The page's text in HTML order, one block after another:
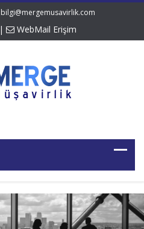
bilgi@mergemusavirlik.com
| WebMail Erişim